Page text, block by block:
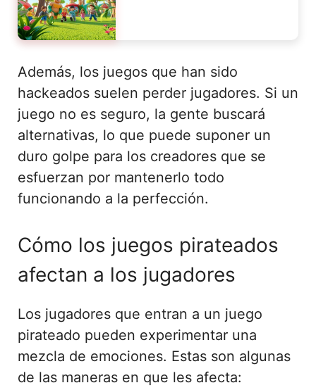
Además, los juegos que han sido
hackeados suelen perder jugadores. Si un
juego no es seguro, la gente buscará
alternativas, lo que puede suponer un
duro golpe para los creadores que se
esfuerzan por mantenerlo todo
funcionando a la perfección.
Cómo los juegos pirateados
afectan a los jugadores
Los jugadores que entran a un juego
pirateado pueden experimentar una
mezcla de emociones. Estas son algunas
de las maneras en que les afecta: